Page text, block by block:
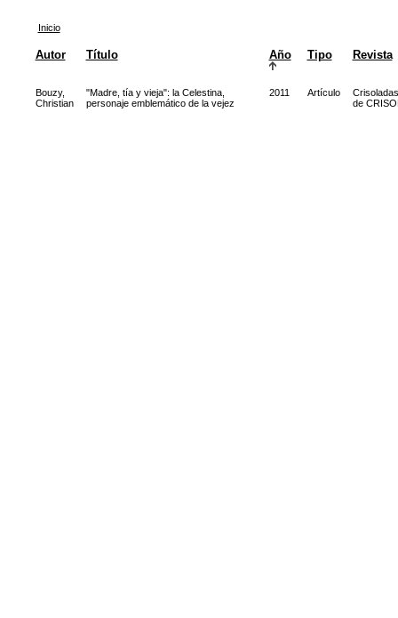
Inicio
Autor Título Año Tipo Revista
Bouzy,
Christian
"Madre, tía y vieja": la Celestina,
personaje emblemático de la vejez
2011 Artículo
de